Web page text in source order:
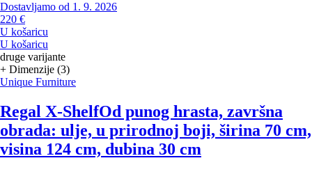
Dostavljamo od 1. 9. 2026
220 €
U košaricu
U košaricu
druge varijante
+ Dimenzije (3)
Unique Furniture
Regal X-ShelfOd punog hrasta, završna
obrada: ulje, u prirodnoj boji, širina 70 cm,
visina 124 cm, dubina 30 cm